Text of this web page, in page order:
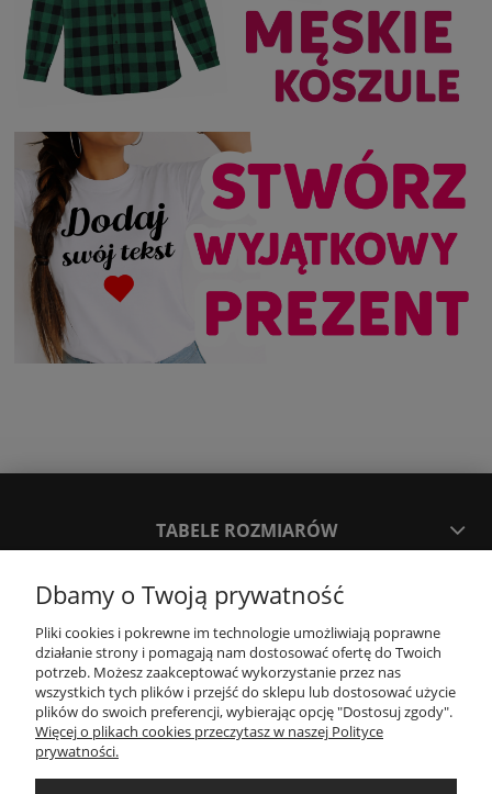
TABELE ROZMIARÓW
SPOSOBY PŁATNOŚCI ORAZ CZAS I KOSZTY DOSTAWY
KONTAKT
WYMIANA / ZWROTY / REKLAMACJE
Dbamy o Twoją prywatność
Pliki cookies i pokrewne im technologie umożliwiają poprawne
działanie strony i pomagają nam dostosować ofertę do Twoich
potrzeb. Możesz zaakceptować wykorzystanie przez nas
wszystkich tych plików i przejść do sklepu lub dostosować użycie
plików do swoich preferencji, wybierając opcję "Dostosuj zgody".
Więcej o plikach cookies przeczytasz w naszej Polityce
prywatności.